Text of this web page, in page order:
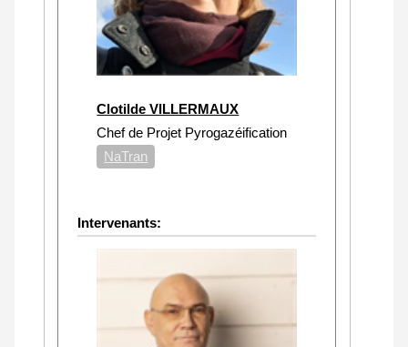
Clotilde VILLERMAUX
Chef de Projet Pyrogazéification
NaTran
Intervenants: